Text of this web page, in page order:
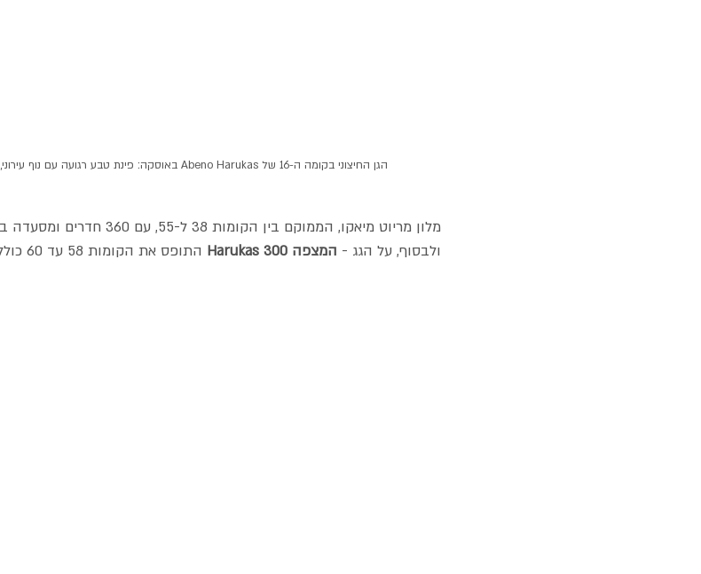
הגן החיצוני בקומה ה-16 של Abeno Harukas באוסקה: פינת טבע רגועה עם נוף עירוני, הפתוחה לקהל הרחב ללא תשלום.
מלון מריוט מיאקו, הממוקם בין הקומות 38 ל-55, עם 360 חדרים ומסעדה בקומה ה-57;
ולבסוף, על הגג - המצפה 300 Harukas התופס את הקומות 58 עד 60 כולל מרפת חיצונית.